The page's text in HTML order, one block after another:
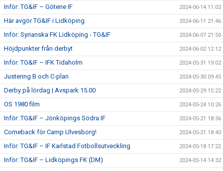
Inför: TG&IF – Götene IF 2024-06-14 11:02
Här avgör TG&IF i Lidköping 2024-06-11 21:46
Inför: Syrianska FK Lidköping - TG&IF 2024-06-07 21:50
Höjdpunkter från derbyt 2024-06-02 12:12
Inför: TG&IF – IFK Tidaholm 2024-05-31 19:02
Justering B och C-plan 2024-05-30 09:45
Derby på lördag | Avspark 15.00 2024-05-29 15:22
OS 1980 film 2024-05-24 10:26
Inför: TG&IF – Jönköpings Södra IF 2024-05-21 18:56
Comeback för Camp Ulvesborg! 2024-05-21 18:40
Inför: TG&IF – IF Karlstad Fotbollsutveckling 2024-05-18 17:22
Inför: TG&IF – Lidköpings FK (DM) 2024-05-14 14:32